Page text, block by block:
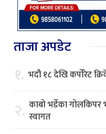
ताजा अपडेट
१. भदौ १८ देखि कर्पोरेट
२. काबो भर्डेका गोलकिपर
स्वागत